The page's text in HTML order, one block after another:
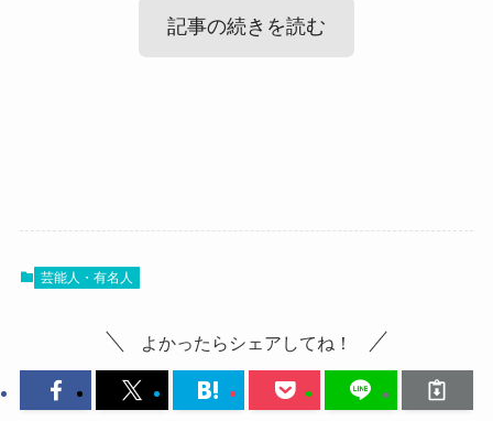
記事の続きを読む
にされていませんでした。
ていませんでした。
推測ですが、YONAさんは地元・宇都宮市の高校に
う！
名前：YONA
本名：？
芸能人・有名人
よかったらシェアしてね！